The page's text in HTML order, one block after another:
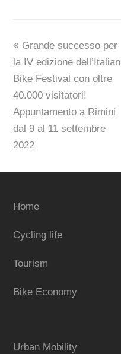
previous
post:
Grande successo per
la IV edizione dell’Italian
Bike Festival con oltre
40.000 visitatori!
Appuntamento a Rimini
dal 9 al 11 settembre
2022
Home
Cycling life
Tourism
Bike Economy
Urban Mobility